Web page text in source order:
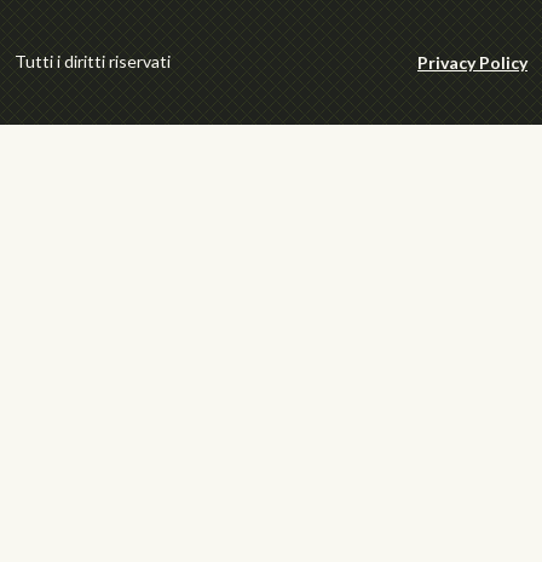
Tutti i diritti riservati Privacy Policy